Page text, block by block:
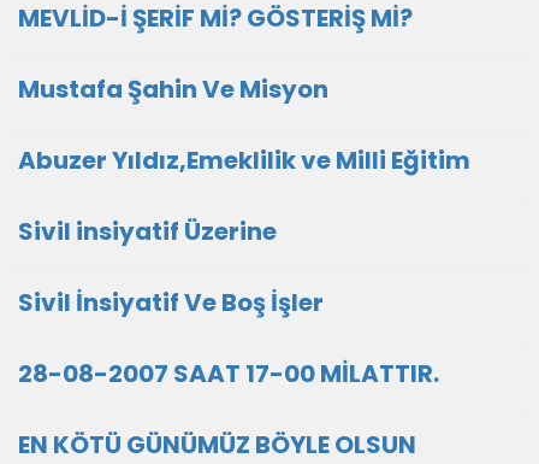
MEVLİD-İ ŞERİF Mİ? GÖSTERİŞ Mİ?
Mustafa Şahin Ve Misyon
Abuzer Yıldız,Emeklilik ve Milli Eğitim
Sivil insiyatif Üzerine
Sivil İnsiyatif Ve Boş İşler
28-08-2007 SAAT 17-00 MİLATTIR.
EN KÖTÜ GÜNÜMÜZ BÖYLE OLSUN